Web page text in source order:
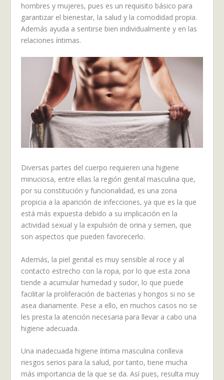
hombres y mujeres, pues es un requisito básico para
garantizar el bienestar, la salud y la comodidad propia.
Además ayuda a sentirse bien individualmente y en las
relaciones íntimas.
Diversas partes del cuerpo requieren una higiene
minuciosa, entre ellas la región genital masculina que,
por su constitución y funcionalidad, es una zona
propicia a la aparición de infecciones, ya que es la que
está más expuesta debido a su implicación en la
actividad sexual y la expulsión de orina y semen, que
son aspectos que pueden favorecerlo.
Además, la piel genital es muy sensible al roce y al
contacto estrecho con la ropa, por lo que esta zona
tiende a acumular humedad y sudor, lo que puede
facilitar la proliferación de bacterias y hongos si no se
asea diariamente. Pese a ello, en muchos casos no se
les presta la atención necesaria para llevar a cabo una
higiene adecuada.
Una inadecuada higiene íntima masculina conlleva
riesgos serios para la salud, por tanto, tiene mucha
más importancia de la que se da. Así pues, resulta muy